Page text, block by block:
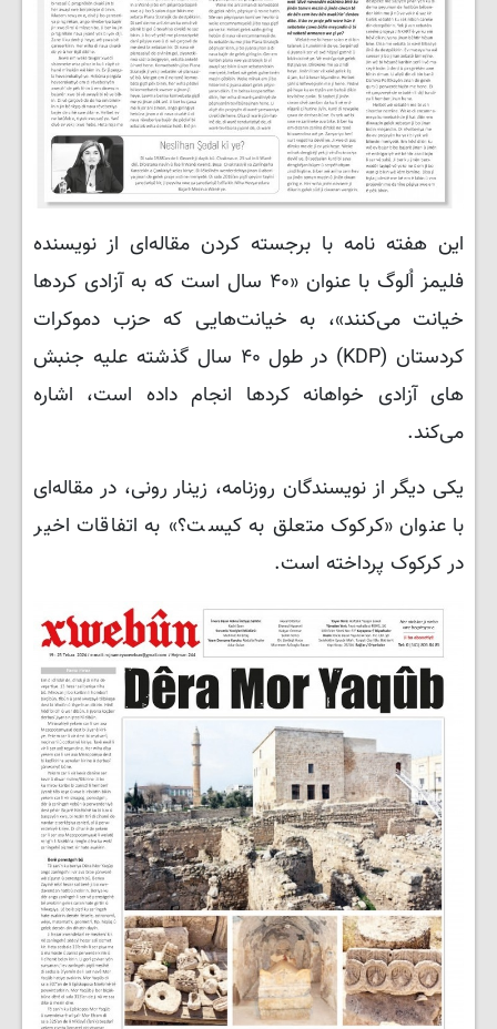
این هفته نامه با برجسته کردن مقاله‌ای از نویسنده
فلیمز اُلوگ با عنوان «۴۰ سال است که به آزادی کردها
خیانت می‌کنند»، به خیانت‌هایی که حزب دموکرات
کردستان (KDP) در طول ۴۰ سال گذشته علیه جنبش
های آزادی خواهانه کردها انجام داده است، اشاره
می‌کند.
یکی دیگر از نویسندگان روزنامه، زینار رونی، در مقاله‌ای
با عنوان «کرکوک متعلق به کیست؟» به اتفاقات اخیر
در کرکوک پرداخته است.